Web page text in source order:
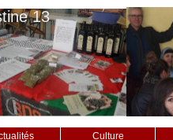
13
Culture